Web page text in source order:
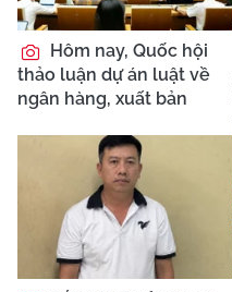
Hôm nay, Quốc hội
thảo luận dự án luật về
ngân hàng, xuất bản